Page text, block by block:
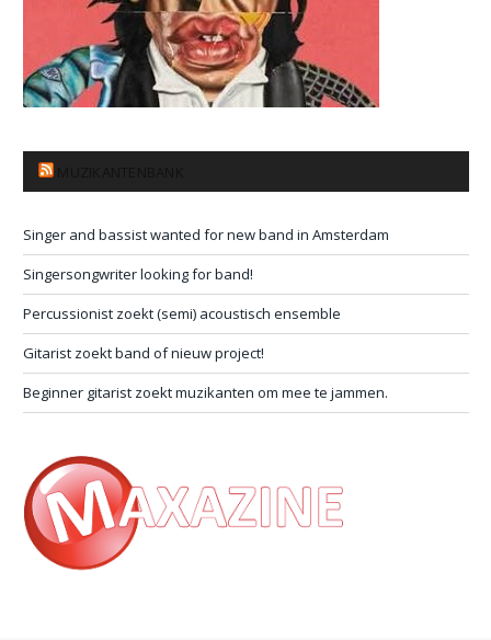
Singer and bassist wanted for new band in Amsterdam
Singersongwriter looking for band!
Percussionist zoekt (semi) acoustisch ensemble
Gitarist zoekt band of nieuw project!
Beginner gitarist zoekt muzikanten om mee te jammen.